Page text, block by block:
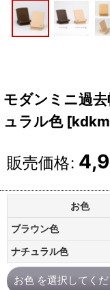
モダンミニ過
ュラル色 [
販売価格:
お色
ブラウン色
ナチュラル色
お色 を選択してく